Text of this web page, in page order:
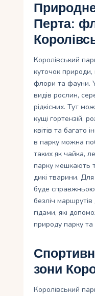
Перта:
Королівський
куточок природи,
флори та фауни.
видів рослин,
рідкісних. Тут
кущі гортензій,
квітів та багато
в парку можна
таких як чайка,
парку мешкають
дикі тварини.
буде
безліч маршрутів
гідами, які
природу парку та
зони
Королівський